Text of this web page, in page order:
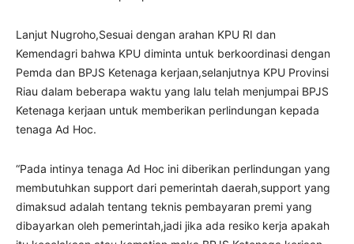
Lanjut Nugroho,Sesuai dengan arahan KPU RI dan
Kemendagri bahwa KPU diminta untuk berkoordinasi dengan
Pemda dan BPJS Ketenaga kerjaan,selanjutnya KPU Provinsi
Riau dalam beberapa waktu yang lalu telah menjumpai BPJS
Ketenaga kerjaan untuk memberikan perlindungan kepada
tenaga Ad Hoc.
“Pada intinya tenaga Ad Hoc ini diberikan perlindungan yang
membutuhkan support dari pemerintah daerah,support yang
dimaksud adalah tentang teknis pembayaran premi yang
dibayarkan oleh pemerintah,jadi jika ada resiko kerja apakah